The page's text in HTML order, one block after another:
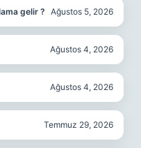
gelir ? Ağustos 5, 2026
Ağustos 4, 2026
Ağustos 4, 2026
Temmuz 29, 2026